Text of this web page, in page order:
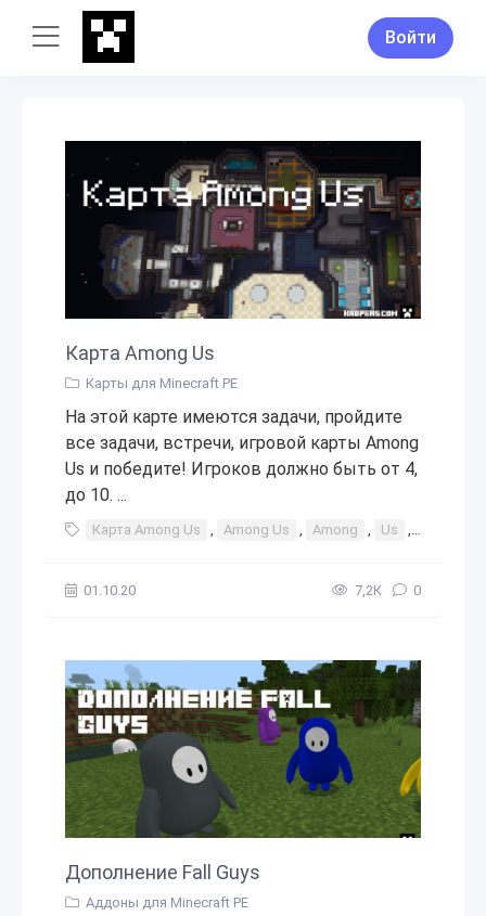
Войти
Карта Among Us
Карты для Minecraft PE
На этой карте имеются задачи, пройдите
все задачи, встречи, игровой карты Among
Us и победите! Игроков должно быть от 4,
до 10. ...
Карта Among Us , Among Us , Among , Us ,
01.10.20 7,2К 0
Дополнение Fall Guys
Аддоны для Minecraft PE